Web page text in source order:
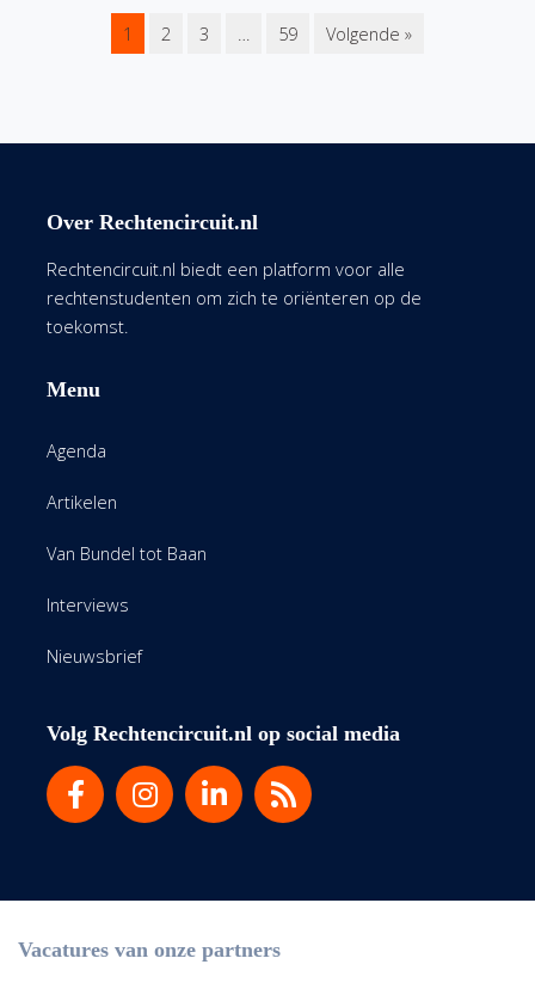
1 2 3 … 59 Volgende »
Over Rechtencircuit.nl
Rechtencircuit.nl biedt een platform voor alle
rechtenstudenten om zich te oriënteren op de
toekomst.
Menu
Agenda
Artikelen
Van Bundel tot Baan
Interviews
Nieuwsbrief
Volg Rechtencircuit.nl op social media
Vacatures van onze partners